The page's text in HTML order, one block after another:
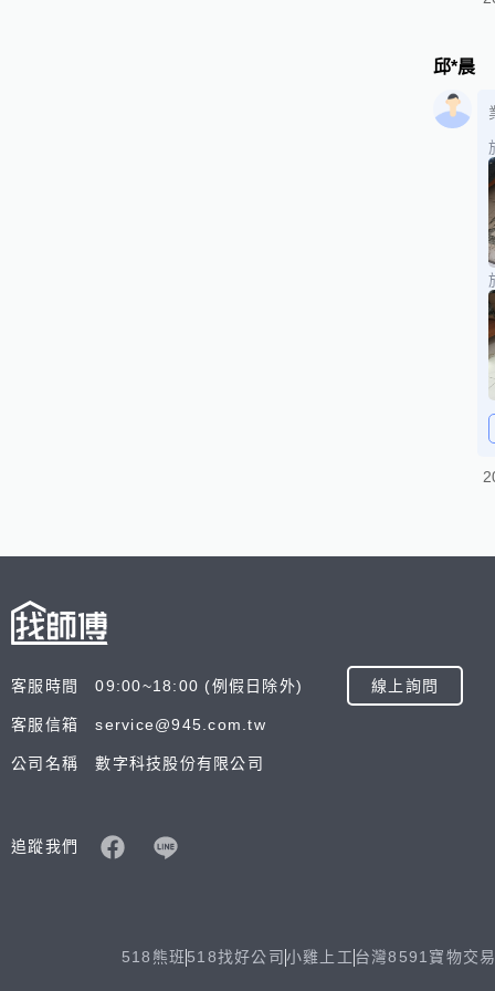
邱*晨
客服時間 09:00~18:00 (例假日除外) 線上詢問
客服信箱 service@945.com.tw
公司名稱 數字科技股份有限公司
追蹤我們
518熊班 518找好公司 小雞上工 台灣8591寶物交